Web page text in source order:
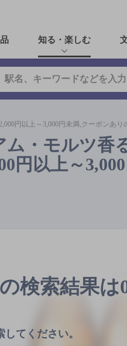
知る・楽しむ
円以上～3,000円未満,クーポンあり
ム・モルツ香
円以上～
検索結果は
てください。